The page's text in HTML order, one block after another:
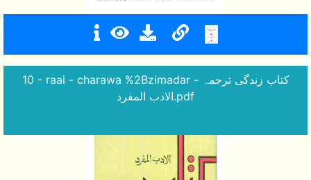
10 - raai - charawa %2Bzimadar - کتاب زندگی ترجمہ
الادب المفرد.pdf